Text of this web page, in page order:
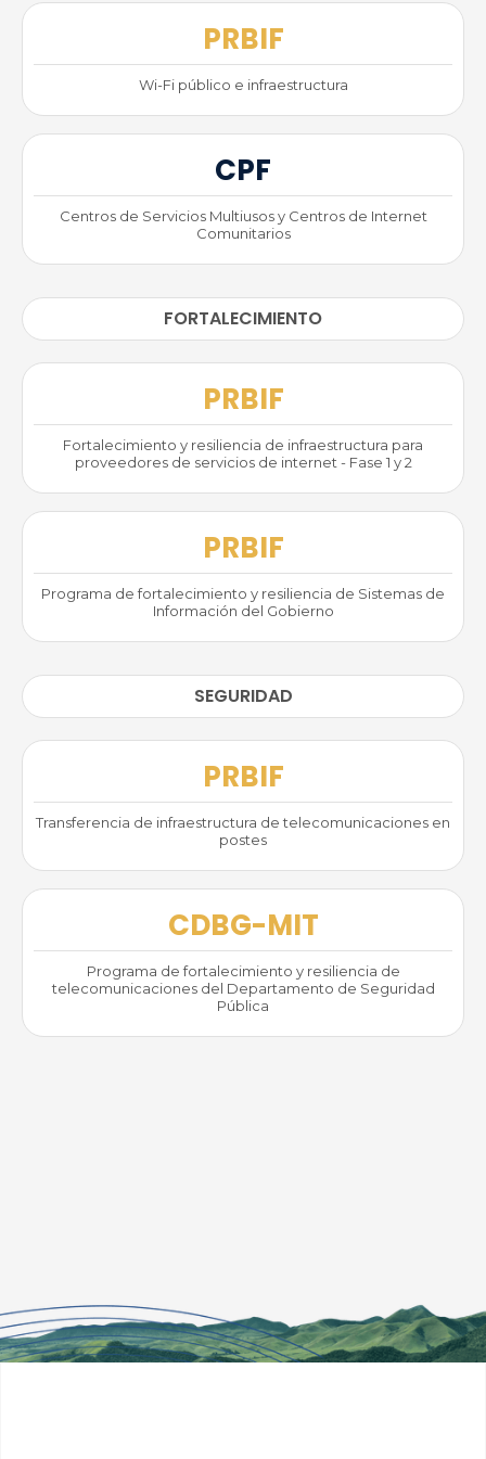
PRBIF
Wi-Fi público e infraestructura
CPF
Centros de Servicios Multiusos y Centros de Internet
Comunitarios
FORTALECIMIENTO
PRBIF
Fortalecimiento y resiliencia de infraestructura para
proveedores de servicios de internet - Fase 1 y 2
PRBIF
Programa de fortalecimiento y resiliencia de Sistemas de
Información del Gobierno
SEGURIDAD
PRBIF
Transferencia de infraestructura de telecomunicaciones en
postes
CDBG-MIT
Programa de fortalecimiento y resiliencia de
telecomunicaciones del Departamento de Seguridad
Pública